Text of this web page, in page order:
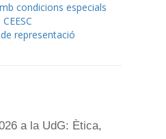
condicions especials
representació
a la UdG: Ètica,